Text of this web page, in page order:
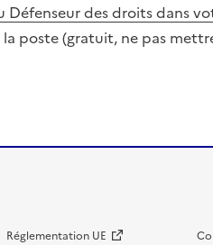
Défenseur des droits dans
poste (gratuit, ne pas
Réglementation UE